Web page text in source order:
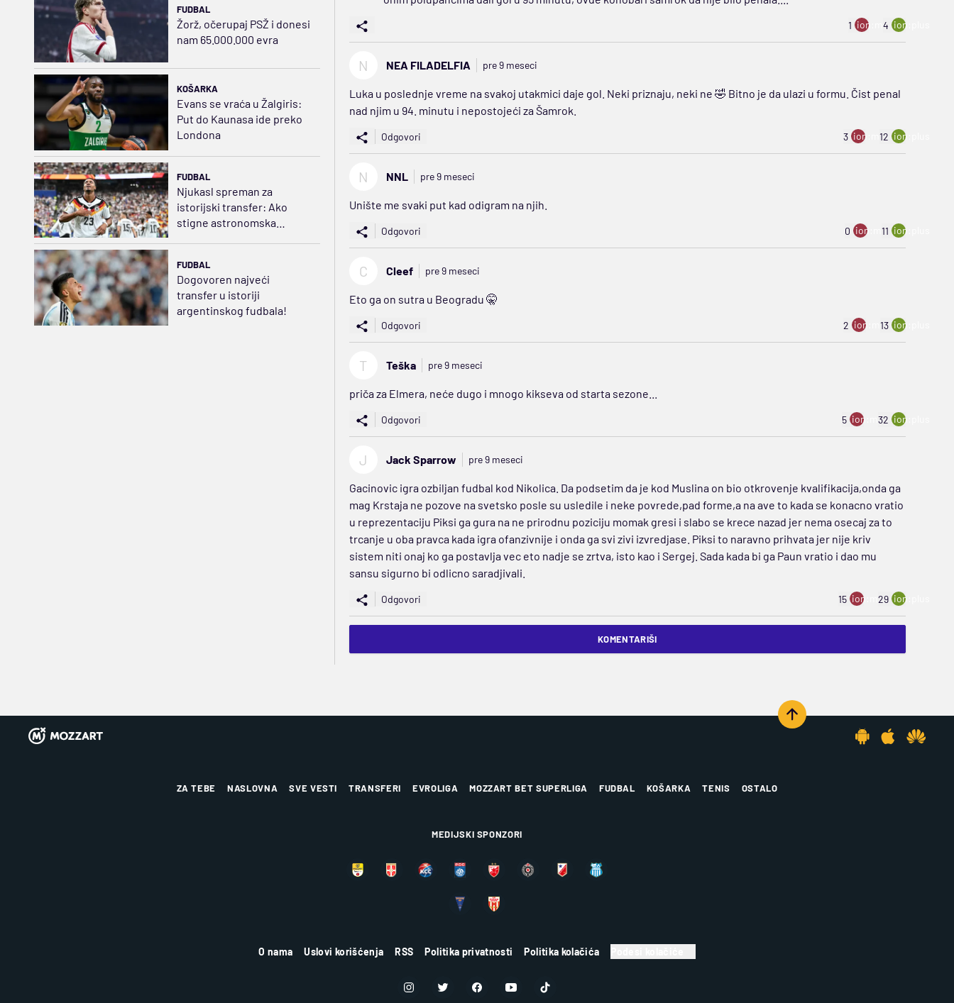
FUDBAL
Žorž, očerupaj PSŽ i donesi
nam 65.000.000 evra
KOŠARKA
Evans se vraća u Žalgiris:
Put do Kaunasa ide preko
Londona
FUDBAL
Njukasl spreman za
istorijski transfer: Ako
stigne astronomska
FUDBAL
Dogovoren najveći
transfer u istoriji
argentinskog fudbala!
1 ion:minus
4 ion:plus
N NEA FILADELFIA pre 9 meseci
Luka u poslednje vreme na svakoj utakmici daje gol. Neki priznaju, neki ne 🤣 Bitno je da ulazi u formu. Čist penal
nad njim u 94. minutu i nepostojeći za Šamrok.
Odgovori 3 ion:minus
12 ion:plus
N NNL pre 9 meseci
Unište me svaki put kad odigram na njih.
Odgovori 0 ion:minus
11 ion:plus
C Cleef pre 9 meseci
Eto ga on sutra u Beogradu 🤫
Odgovori 2 ion:minus
13 ion:plus
T Teška pre 9 meseci
priča za Elmera, neće dugo i mnogo kikseva od starta sezone...
Odgovori 5 ion:minus
32 ion:plus
J Jack Sparrow pre 9 meseci
Gacinovic igra ozbiljan fudbal kod Nikolica. Da podsetim da je kod Muslina on bio otkrovenje kvalifikacija,onda ga
mag Krstaja ne pozove na svetsko posle su usledile i neke povrede,pad forme,a na ave to kada se konacno vratio
u reprezentaciju Piksi ga gura na ne prirodnu poziciju momak gresi i slabo se krece nazad jer nema osecaj za to
trcanje u oba pravca kada igra ofanzivnije i onda ga svi zivi izvredjase. Piksi to naravno prihvata jer nije kriv
sistem niti onaj ko ga postavlja vec eto nadje se zrtva, isto kao i Sergej. Sada kada bi ga Paun vratio i dao mu
sansu sigurno bi odlicno saradjivali.
Odgovori 15 ion:minus
29 ion:plus
KOMENTARIŠI
ZA TEBE NASLOVNA SVE VESTI TRANSFERI EVROLIGA MOZZART BET SUPERLIGA FUDBAL KOŠARKA TENIS OSTALO
MEDIJSKI SPONZORI
O nama Uslovi korišćenja RSS Politika privatnosti Politika kolačića